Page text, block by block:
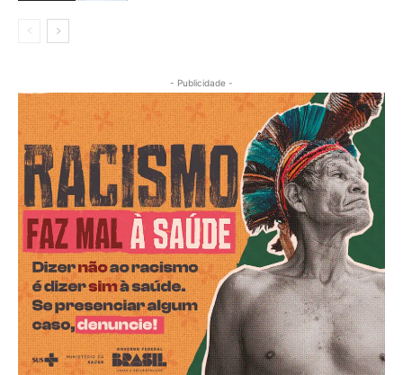
- Publicidade -